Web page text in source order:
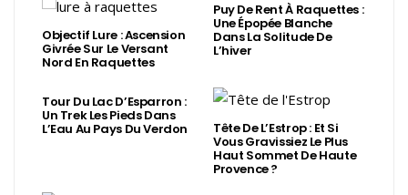
Objectif Lure : Ascension
Givrée Sur Le Versant
Nord En Raquettes
Puy De Rent À Raquettes :
Une Épopée Blanche
Dans La Solitude De
L’hiver
Tour Du Lac D’Esparron :
Un Trek Les Pieds Dans
L’Eau Au Pays Du Verdon Tête De L’Estrop : Et Si
Vous Gravissiez Le Plus
Haut Sommet De Haute
Provence ?